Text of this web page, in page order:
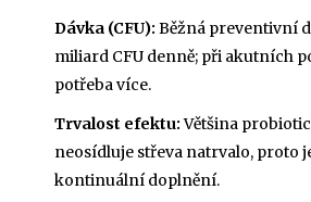
Dávka (CFU): Běžná preventivní
miliard CFU denně; při akutních
potřeba více.
Trvalost efektu:Většina
neosídluje střeva natrvalo, proto
kontinuální doplnění.